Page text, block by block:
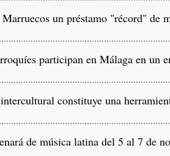
un préstamo "récord" de
participan en Málaga en un
constituye una
de música latina del 5 al 7 de